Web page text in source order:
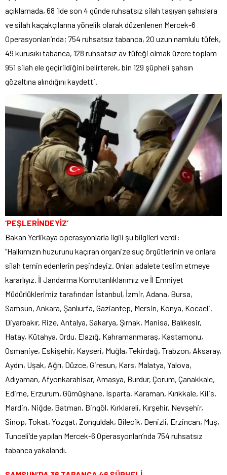
açıklamada, 68 ilde son 4 günde ruhsatsız silah taşıyan şahıslara
ve silah kaçakçılarına yönelik olarak düzenlenen Mercek-6
Operasyonları’nda; 754 ruhsatsız tabanca, 20 uzun namlulu tüfek,
49 kurusıkı tabanca, 128 ruhsatsız av tüfeği olmak üzere toplam
951 silah ele geçirildiğini belirterek, bin 129 şüpheli şahsın
gözaltına alındığını kaydetti.
‘PEŞLERİNDEYİZ’
Bakan Yerlikaya operasyonlarla ilgili şu bilgileri verdi:
“Halkımızın huzurunu kaçıran organize suç örgütlerinin ve onlara
silah temin edenlerin peşindeyiz. Onları adalete teslim etmeye
kararlıyız. İl Jandarma Komutanlıklarımız ve İl Emniyet
Müdürlüklerimiz tarafından İstanbul, İzmir, Adana, Bursa,
Samsun, Ankara, Şanlıurfa, Gaziantep, Mersin, Konya, Kocaeli,
Diyarbakır, Rize, Antalya, Sakarya, Şırnak, Manisa, Balıkesir,
Hatay, Kütahya, Ordu, Elazığ, Kahramanmaraş, Kastamonu,
Osmaniye, Eskişehir, Kayseri, Muğla, Tekirdağ, Trabzon, Aksaray,
Aydın, Uşak, Ağrı, Düzce, Giresun, Kars, Malatya, Yalova,
Adıyaman, Afyonkarahisar, Amasya, Burdur, Çorum, Çanakkale,
Edirne, Erzurum, Gümüşhane, Isparta, Karaman, Kırıkkale, Kilis,
Mardin, Niğde, Batman, Bingöl, Kırklareli, Kırşehir, Nevşehir,
Sinop, Tokat, Yozgat, Zonguldak, Bilecik, Denizli, Erzincan, Muş,
Tunceli’de yapılan Mercek-6 Operasyonları’nda 754 ruhsatsız
tabanca yakalandı.